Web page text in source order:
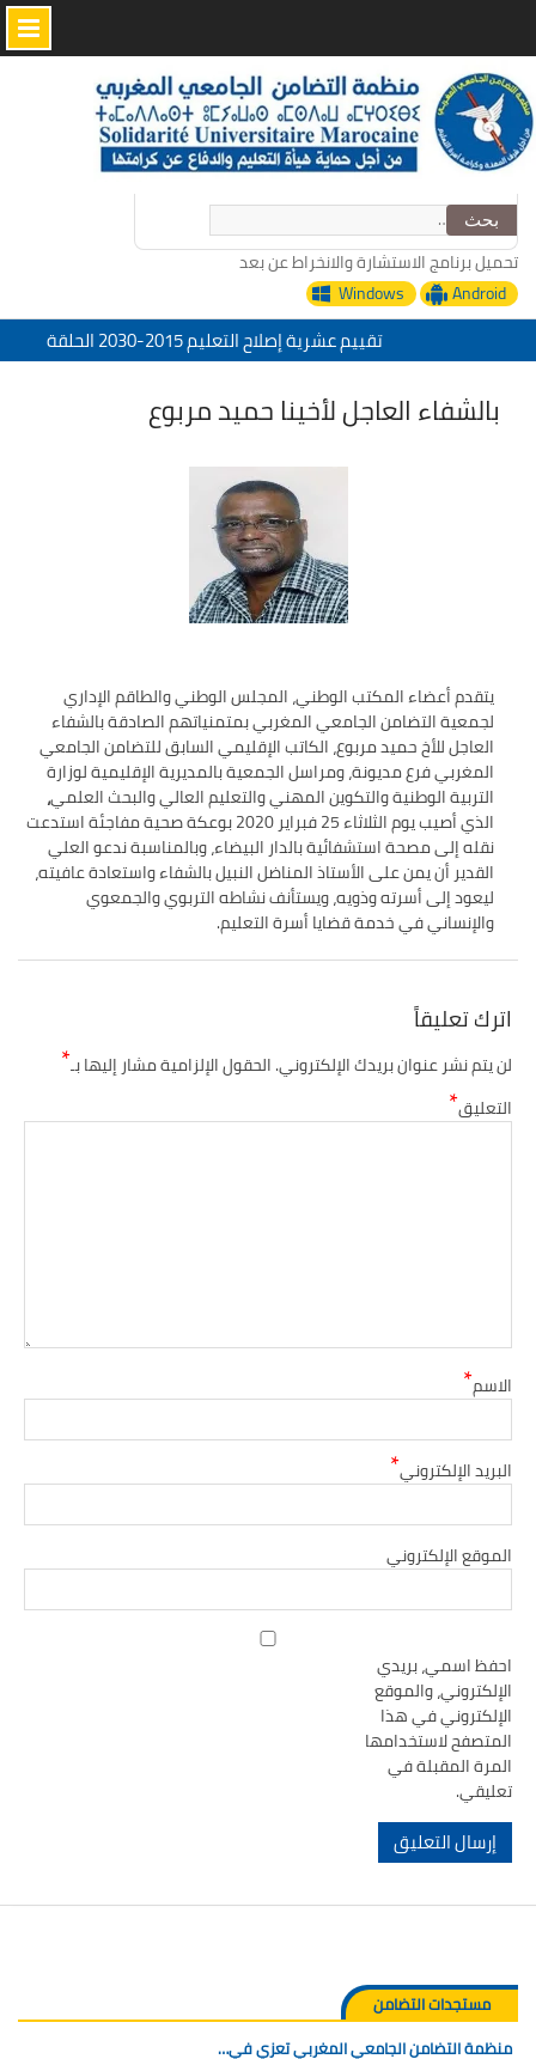
Skip
to
content
البحث
عن:
تحميل برنامج الاستشارة والانخراط عن بعد
Android
Windows
تقييم عشرية إصلاح التعليم 2015-2030 الحلقة
الأولى: المدرسة المغربية بين جمال النصوص وقسوة
الميدان – اليوم 24
منظمة التضامن الجامعي المغربي تعزي في وفاة
“التدبير الرقمي للإدارة التربية خدمات منظمة
التضامن الجامعي المغربي”
تحت شعار: المدرسة المغربية والمشروع المجتمعي
الأولى: المدرسة المغربية بين جمال النصوص وقسوة
الميدان – اليوم 24
بالشفاء العاجل لأخينا حميد مربوع
يتقدم أعضاء المكتب الوطني، المجلس الوطني والطاقم الإداري
لجمعية التضامن الجامعي المغربي بمتمنياتهم الصادقة بالشفاء
العاجل للأخ حميد مربوع، الكاتب الإقليمي السابق للتضامن الجامعي
المغربي فرع مديونة، ومراسل الجمعية بالمديرية الإقليمية لوزارة
التربية الوطنية والتكوين المهني والتعليم العالي والبحث العلمي،
الذي أصيب يوم الثلاثاء 25 فبراير 2020 بوعكة صحية مفاجئة استدعت
نقله إلى مصحة استشفائية بالدار البيضاء، وبالمناسبة ندعو العلي
القدير أن يمن على الأستاذ المناضل النبيل بالشفاء واستعادة عافيته،
ليعود إلى أسرته وذويه، ويستأنف نشاطه التربوي والجمعوي
والإنساني في خدمة قضايا أسرة التعليم.
اترك تعليقاً
لن يتم نشر عنوان بريدك الإلكتروني.الحقول الإلزامية مشار إليها بـ*
التعليق*
الاسم*
البريد الإلكتروني*
الموقع الإلكتروني
احفظ اسمي، بريدي
الإلكتروني، والموقع
الإلكتروني في هذا
المتصفح لاستخدامها
المرة المقبلة في
تعليقي.
مستجدات التضامن
منظمة التضامن الجامعي المغربي تعزي في…